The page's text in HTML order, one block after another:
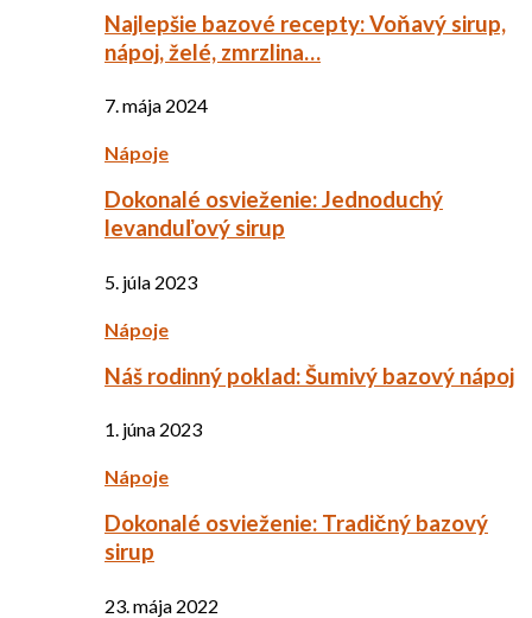
Najlepšie bazové recepty: Voňavý sirup,
nápoj, želé, zmrzlina…
7. mája 2024
Nápoje
Dokonalé osvieženie: Jednoduchý
levanduľový sirup
5. júla 2023
Nápoje
Náš rodinný poklad: Šumivý bazový nápoj
1. júna 2023
Nápoje
Dokonalé osvieženie: Tradičný bazový
sirup
23. mája 2022